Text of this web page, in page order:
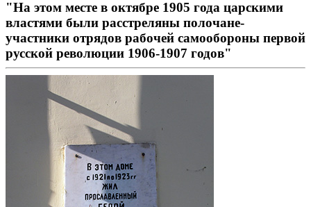
"На этом месте в октябре 1905 года царскими
властями были расстреляны полочане-
участники отрядов рабочей самообороны первой
русской революции 1906-1907 годов"